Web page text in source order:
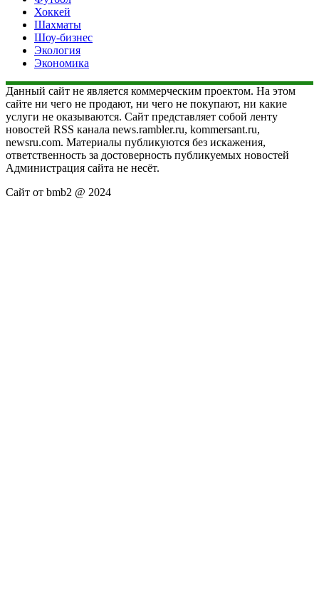
Хоккей
Шахматы
Шоу-бизнес
Экология
Экономика
Данный сайт не является коммерческим проектом. На этом
сайте ни чего не продают, ни чего не покупают, ни какие
услуги не оказываются. Сайт представляет собой ленту
новостей RSS канала news.rambler.ru, kommersant.ru,
newsru.com. Материалы публикуются без искажения,
ответственность за достоверность публикуемых новостей
Администрация сайта не несёт.
Сайт от bmb2 @ 2024